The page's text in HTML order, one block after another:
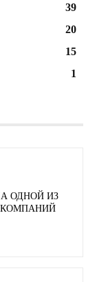
39
20
15
1
ОДНОЙ ИЗ